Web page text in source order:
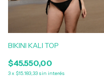
BIKINI KALI TOP
$45.550,00
3x $15.183,33 sin interés